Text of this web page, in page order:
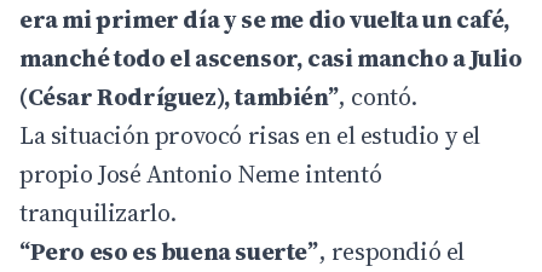
era mi primer día y se me dio vuelta un café,
manché todo el ascensor, casi mancho a Julio
(César Rodríguez), también”, contó.
La situación provocó risas en el estudio y el
propio José Antonio Neme intentó
tranquilizarlo.
“Pero eso es buena suerte”, respondió el